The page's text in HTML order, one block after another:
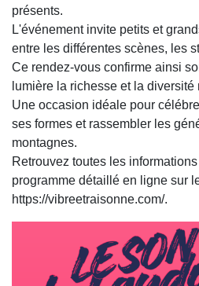
présents.
L'événement invite petits et
entre les différentes scènes, les
Ce rendez-vous confirme ainsi
lumière la richesse et la
Une occasion idéale pour
ses formes et rassembler les
montagnes.
Retrouvez toutes les
programme détaillé en ligne sur
https://vibreetraisonne.com/.